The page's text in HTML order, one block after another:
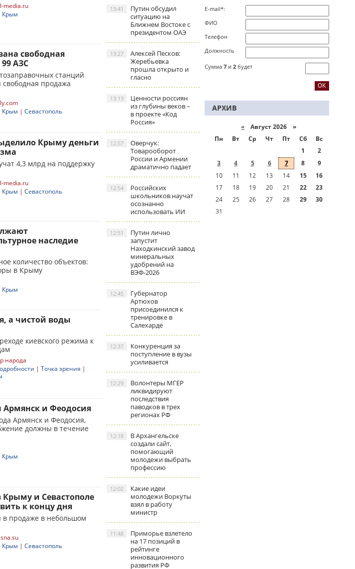
media.ru
Крым
свободная
АЗС
станций
свободная продажа
Крым | Севастополь
Крыму деньги
4,3 млрд на поддержку
media.ru
Крым | Севастополь
наследие
количество объектов:
в Крыму
Крым
а чистой воды
киевского режима к
народа
| Точка зрения |
и Феодосия
Армянск и Феодосия,
должны в течение
Крым
и Севастополе
к концу дня
в продаже в небольшом
Крым | Севастополь
Путин обсудил
ситуацию на
Ближнем Востоке с
президентом ОАЭ
13:41
Алексей Песков:
Жеребьевка
прошла открыто и
гласно
13:27
Ценности россиян
из глубины веков –
в проекте «Код
Россия»
13:13
Оверчук:
Товарооборот
России и Армении
драматично падает
12:57
Российских
школьников научат
осознанно
использовать ИИ
12:54
Путин лично
запустит
Находкинский завод
минеральных
удобрений на
ВЭФ-2026
12:51
Губернатор
Артюхов
присоединился к
тренировке в
Салехарде
12:45
Конкуренция за
поступление в вузы
усиливается
12:37
Волонтеры МГЕР
ликвидируют
последствия
паводков в трех
регионах РФ
12:29
В Архангельске
создали сайт,
помогающий
молодежи выбрать
профессию
12:18
Какие идеи
молодежи Воркуты
взял в работу
министр
12:02
Приморье взлетело
на 17 позиций в
рейтинге
инновационного
развития РФ
11:48
E-mail*:
ФИО
Телефон
Должность
Сумма 7 и 2 будет
АРХИВ
« Август 2026 »
Пн
Вт Ср Чт Пт Сб
Вс
1
2
3
4 5 6 7 8
9
10
11 12 13 14 15
16
17
18 19 20 21 22
23
24
25 26 27 28 29
30
31